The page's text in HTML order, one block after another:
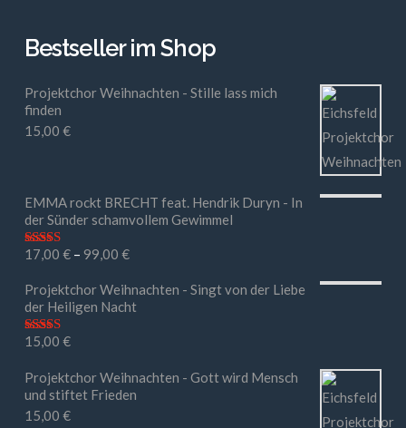
Bestseller im Shop
Projektchor Weihnachten - Stille lass mich
finden
15,00 €
EMMA rockt BRECHT feat. Hendrik Duryn - In
der Sünder schamvollem Gewimmel
Bewertet mit
17,00 €– 99,00 €
Projektchor Weihnachten - Singt von der Liebe
der Heiligen Nacht
Bewertet mit
15,00 €
Projektchor Weihnachten - Gott wird Mensch
und stiftet Frieden
15,00 €